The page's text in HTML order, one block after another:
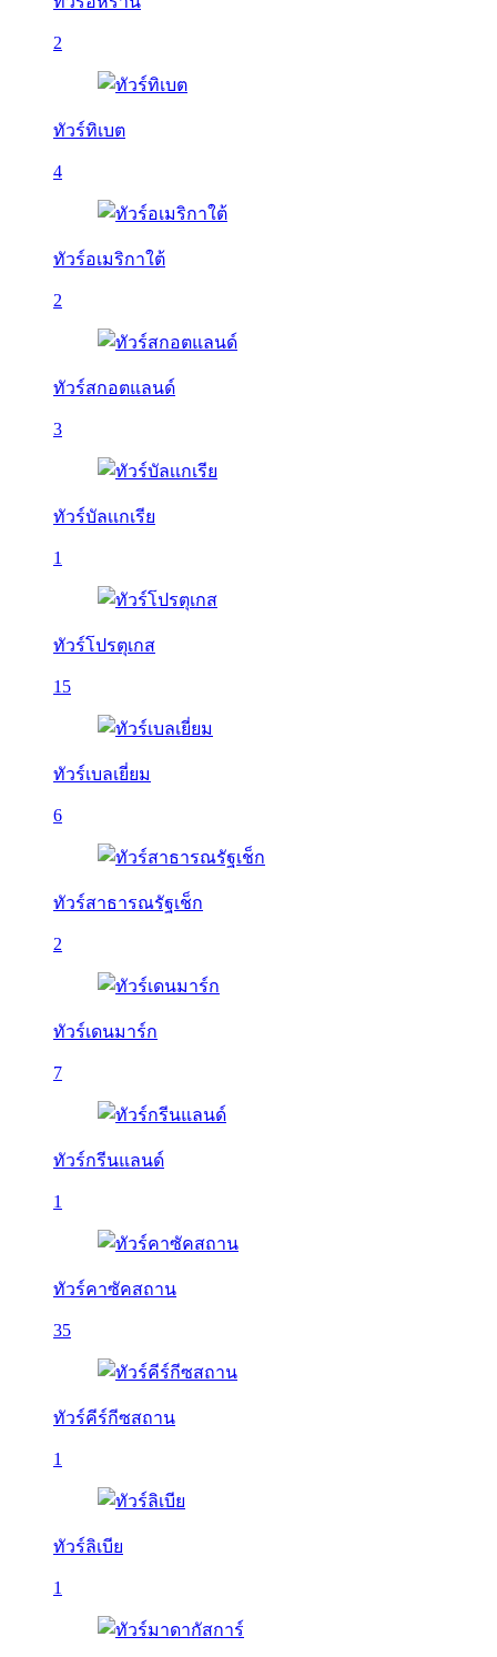
2
ทัวร์ทิเบต
4
ทัวร์อเมริกาใต้
2
ทัวร์สกอตแลนด์
3
ทัวร์บัลเเกเรีย
1
ทัวร์โปรตุเกส
15
ทัวร์เบลเยี่ยม
6
ทัวร์สาธารณรัฐเช็ก
2
ทัวร์เดนมาร์ก
7
ทัวร์กรีนแลนด์
1
ทัวร์คาซัคสถาน
35
ทัวร์คีร์กีซสถาน
1
ทัวร์ลิเบีย
1